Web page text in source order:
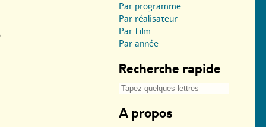
Par programme
Par réalisateur
Par film
Par année
Recherche rapide
A propos